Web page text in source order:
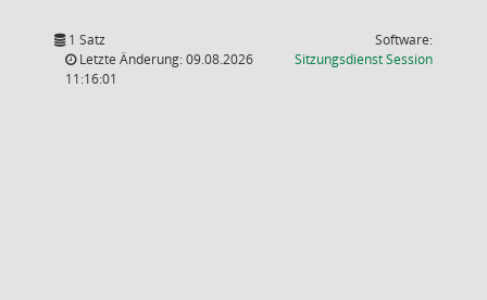
1 Satz
Letzte Änderung: 09.08.2026
11:16:01
Software:
SitzungsdienstSession(Wird in